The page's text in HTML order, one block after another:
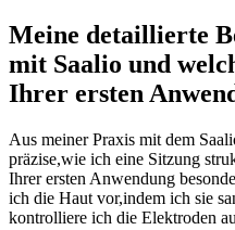
Meine detaillierte
mit Saalio und
Ihrer ersten
Aus‌ meiner Praxis mit dem
präzise,wie ⁣ich eine ​Sitzung
Ihrer ⁤ersten ⁣Anwendung
ich die Haut vor,indem ich ⁤sie
kontrolliere ich die Elektroden​